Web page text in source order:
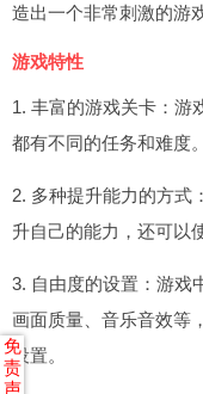
造出一个非常刺激的游
游戏特性
1. 丰富的游戏关卡：游
都有不同的任务和难度。
2. 多种提升能力的方式
升自己的能力，还可以
3. 自由度的设置：游戏
画面质量、音乐音效等
设置。
免
责
声